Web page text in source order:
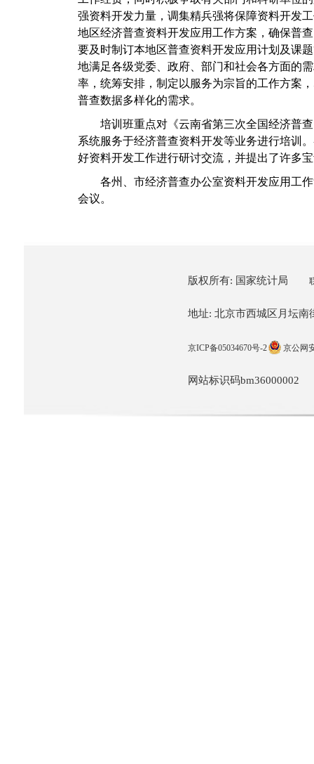
强资料开发力量，调集精兵强将保障资料开发
地区经济普查资料开发应用工作方案，确保普
要及时制订本地区普查资料开发应用计划及课
地满足各级党委、政府、部门和社会各方面的
率，统筹安排，制定以服务为宗旨的工作方案
普查数据多样化的需求。
培训班重点对《云南省第三次全国经济普
系统服务于经济普查资料开发等业务进行培训
好资料开发工作进行研讨交流，并提出了许多
各州、市经济普查办公室资料开发应用工
会议。
版权所有: 国家统计局
地址: 北京市西城区月坛南
京ICP备05034670号-2 京公网
网站标识码bm36000002